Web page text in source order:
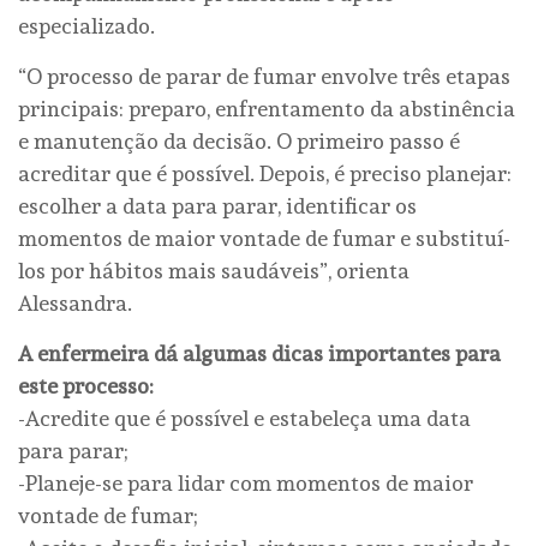
especializado.
“O processo de parar de fumar envolve três etapas
principais: preparo, enfrentamento da abstinência
e manutenção da decisão. O primeiro passo é
acreditar que é possível. Depois, é preciso planejar:
escolher a data para parar, identificar os
momentos de maior vontade de fumar e substituí-
los por hábitos mais saudáveis”, orienta
Alessandra.
A enfermeira dá algumas dicas importantes para
este processo:
-Acredite que é possível e estabeleça uma data
para parar;
-Planeje-se para lidar com momentos de maior
vontade de fumar;